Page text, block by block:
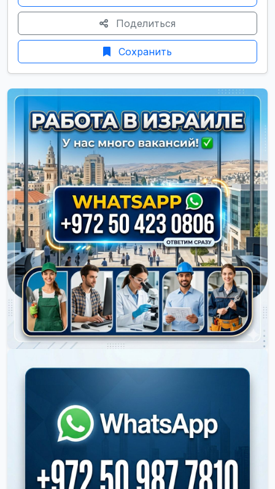
Поделиться
Сохранить